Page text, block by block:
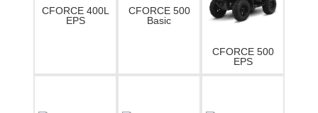
CFORCE 400L
EPS
CFORCE 500
Basic
CFORCE 500
EPS